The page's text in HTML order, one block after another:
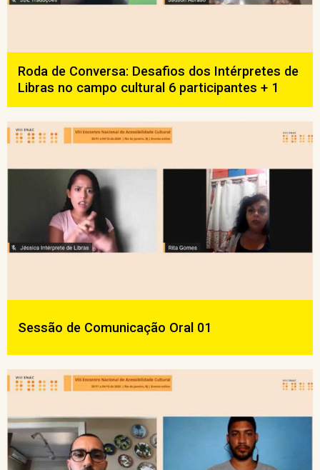
Roda de Conversa: Desafios dos Intérpretes de
Libras no campo cultural 6 participantes + 1
Sessão de Comunicação Oral 01